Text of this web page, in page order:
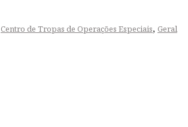
Centro de Tropas de Operações Especiais, Geral